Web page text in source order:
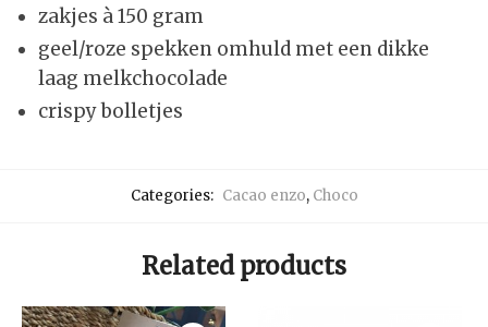
zakjes à 150 gram
geel/roze spekken omhuld met een dikke
laag melkchocolade
crispy bolletjes
Categories: Cacao enzo, Choco
Related products